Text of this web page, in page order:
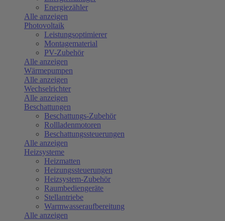
Energiezähler
Alle anzeigen
Photovoltaik
Leistungsoptimierer
Montagematerial
PV-Zubehör
Alle anzeigen
Wärmepumpen
Alle anzeigen
Wechselrichter
Alle anzeigen
Beschattungen
Beschattungs-Zubehör
Rollladenmotoren
Beschattungssteuerungen
Alle anzeigen
Heizsysteme
Heizmatten
Heizungssteuerungen
Heizsystem-Zubehör
Raumbediengeräte
Stellantriebe
Warmwasseraufbereitung
Alle anzeigen